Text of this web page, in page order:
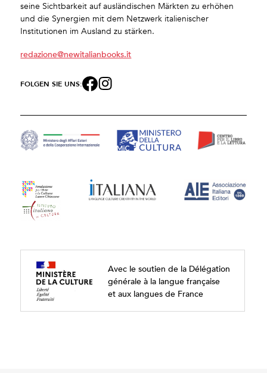
seine Sichtbarkeit auf ausländischen Märkten zu erhöhen
und die Synergien mit dem Netzwerk italienischer
Institutionen im Ausland zu stärken.
redazione@newitalianbooks.it
FOLGEN SIE UNS:
Avec le soutien de la Délégation
générale à la langue française
et aux langues de France